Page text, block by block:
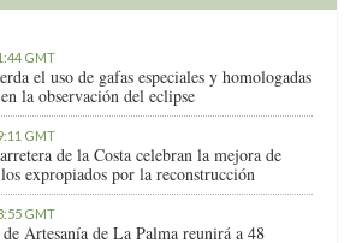
GMT
el uso de gafas especiales y homologadas
la observación del eclipse
GMT
de la Costa celebran la mejora de
expropiados por la reconstrucción
GMT
Artesanía de La Palma reunirá a 48